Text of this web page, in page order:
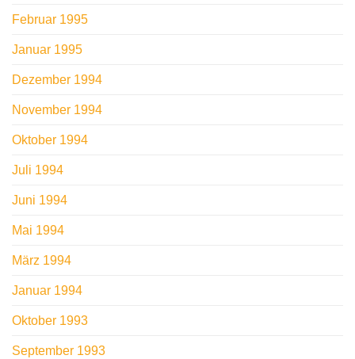
Februar 1995
Januar 1995
Dezember 1994
November 1994
Oktober 1994
Juli 1994
Juni 1994
Mai 1994
März 1994
Januar 1994
Oktober 1993
September 1993